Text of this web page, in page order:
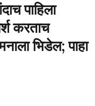
पाहिला
करताच
भिडेल; पाहा